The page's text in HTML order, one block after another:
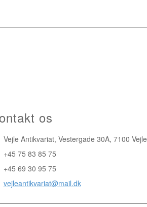
os
Vejle Antikvariat, Vestergade 30A, 7100 Vejle
+45 75 83 85 75
+45 69 30 95 75
vejleantikvariat@mail.dk